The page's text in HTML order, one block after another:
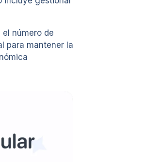
número de
para mantener la